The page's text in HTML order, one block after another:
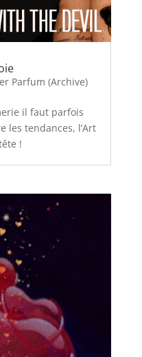
Parfum (Archive)
il faut parfois
les tendances, l’Art
!